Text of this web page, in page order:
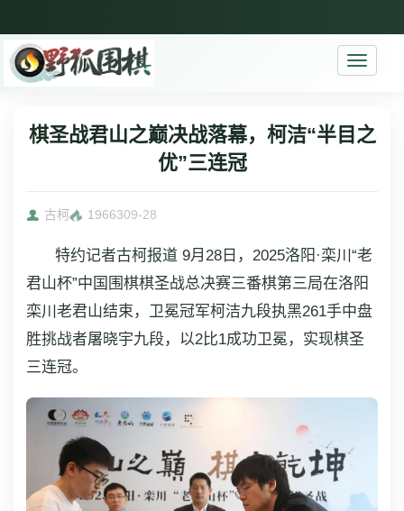
Toggle
棋圣战君山之巅决战落幕，柯洁“半目之
优”三连冠
古柯 1966309-28
特约记者古柯报道 9月28日，2025洛阳·栾川“老
君山杯”中国围棋棋圣战总决赛三番棋第三局在洛阳
栾川老君山结束，卫冕冠军柯洁九段执黑261手中盘
胜挑战者屠晓宇九段，以2比1成功卫冕，实现棋圣
三连冠。